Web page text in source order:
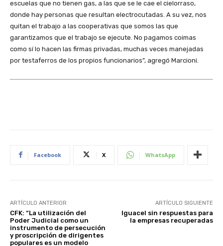
escuelas que no tienen gas, a las que se le cae el cielorraso,
donde hay personas que resultan electrocutadas. A su vez, nos
quitan el trabajo a las cooperativas que somos las que
garantizamos que el trabajo se ejecute. No pagamos coimas
como sí lo hacen las firmas privadas, muchas veces manejadas
por testaferros de los propios funcionarios”, agregó Marcioni.
Facebook X WhatsApp
ARTÍCULO ANTERIOR
CFK: “La utilización del
Poder Judicial como un
instrumento de persecución
y proscripción de dirigentes
populares es un modelo
ARTÍCULO SIGUIENTE
Iguacel sin respuestas para
la empresas recuperadas